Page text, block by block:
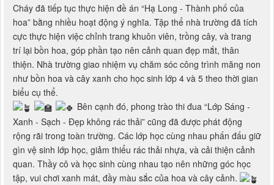
Cháy đã tiếp tục thực hiện đề án “Hạ Long - Thành phố của
hoa” bằng nhiều hoạt động ý nghĩa. Tập thể nhà trường đã tích
cực thực hiện việc chỉnh trang khuôn viên, trồng cây, và trang
trí lại bồn hoa, góp phần tạo nên cảnh quan đẹp mắt, thân
thiện. Nhà trường giao nhiệm vụ chăm sóc công trình măng non
như bồn hoa và cây xanh cho học sinh lớp 4 và 5 theo thời gian
biểu cụ thể.
Bên cạnh đó, phong trào thi đua “Lớp Sáng -
Xanh - Sạch - Đẹp không rác thải” cũng đã được phát động
rộng rãi trong toàn trường. Các lớp học cùng nhau phấn đấu giữ
gìn vệ sinh lớp học, giảm thiểu rác thải nhựa, và cải thiện cảnh
quan. Thầy cô và học sinh cùng nhau tạo nên những góc học
tập, vui chơi xanh mát, đầy màu sắc của hoa và cây cảnh.